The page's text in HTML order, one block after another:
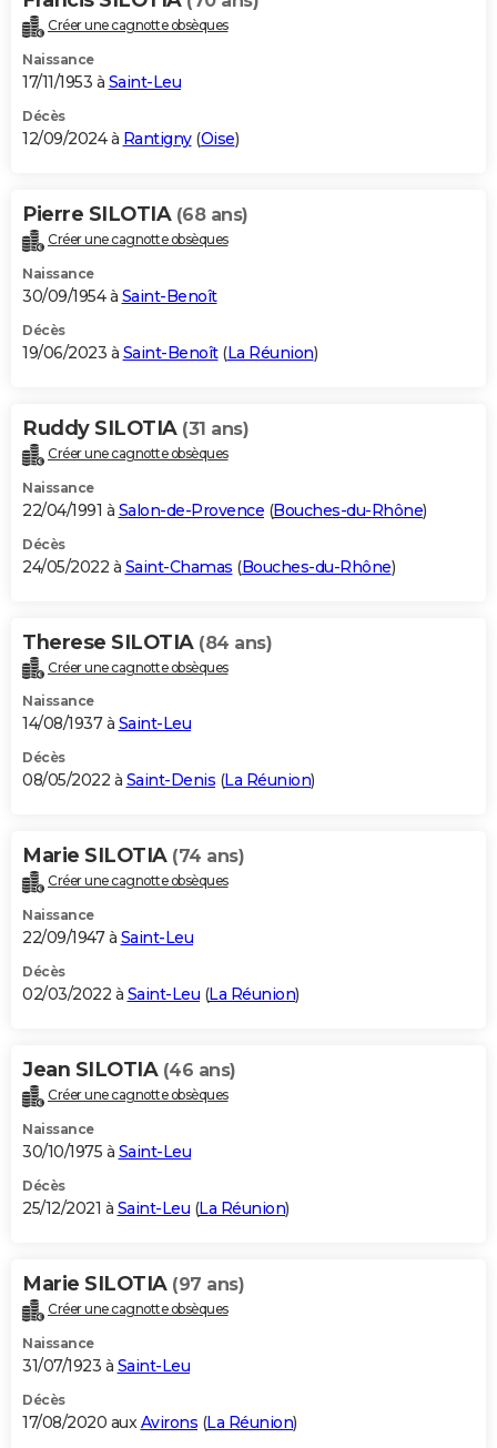
Carte de Noël
Carte Bonne année
Carte Saint-Valentin
Carte Pâques
Carte d'anniversaire
DICTIONNAIRE
Dictionnaire
Biographies
Citations
Expressions
Proverbes
PROGRAMME TV
S'inscrire
Se connecter
Lycées
Collèges
Primaires
Universités
Entreprises
Service militaire
Avis de recherche
AVIS DE DÉCÈS
Bricolage
Lifestyle
Culture
Sport
Auto
Television
Voyage
Cinema
Créer une cagnotte obsèques
Naissance
17/11/1953 à Saint-Leu
Décès
12/09/2024 à Rantigny(Oise)
Pierre SILOTIA (68 ans)
Créer une cagnotte obsèques
Naissance
30/09/1954 à Saint-Benoît
Décès
19/06/2023 à Saint-Benoît(La Réunion)
Ruddy SILOTIA (31 ans)
Créer une cagnotte obsèques
Naissance
22/04/1991 à Salon-de-Provence (Bouches-du-Rhône)
Décès
24/05/2022 à Saint-Chamas (Bouches-du-Rhône)
Therese SILOTIA (84 ans)
Créer une cagnotte obsèques
Naissance
14/08/1937 à Saint-Leu
Décès
08/05/2022 à Saint-Denis (La Réunion)
Marie SILOTIA (74 ans)
Créer une cagnotte obsèques
Naissance
22/09/1947 à Saint-Leu
Décès
02/03/2022 à Saint-Leu (La Réunion)
Jean SILOTIA (46 ans)
Créer une cagnotte obsèques
Naissance
30/10/1975 à Saint-Leu
Décès
25/12/2021 à Saint-Leu (La Réunion)
Marie SILOTIA (97 ans)
Créer une cagnotte obsèques
Naissance
31/07/1923 à Saint-Leu
Décès
17/08/2020 auxAvirons (La Réunion)